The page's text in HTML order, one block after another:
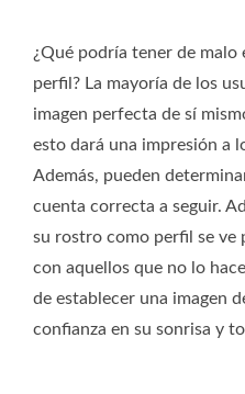
¿Qué podría tener de
perfil? La mayoría de los
imagen perfecta de sí
esto dará una impresión a
Además, pueden
cuenta correcta a seguir.
su rostro como perfil se ve
con aquellos que no lo
de establecer una imagen
confianza en su sonrisa y